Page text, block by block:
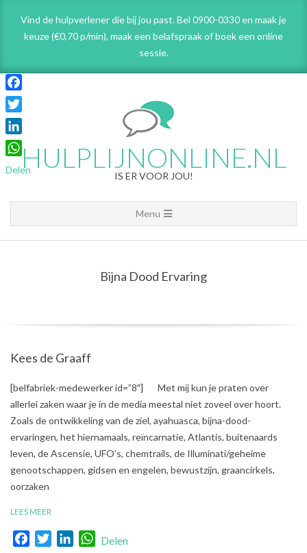
content
Vind de hulpverlener die bij jou past. Bel 0900-0330 en maak je
keuze (€0,70 p/min), maak een belafspraakof boek een online
sessie.
HULPLIJNONLINE.NL
IS ER VOOR JOU!
Navigation
Menu
Menu
Bijna Dood Ervaring
Kees de Graaff
2017-
10-
13
[belfabriek-medewerker id=”8″] Met mij kun je praten over
allerlei zaken waar je in de media meestal niet zoveel over hoort.
Zoals de ontwikkeling van de ziel, ayahuasca, bijna-dood-
ervaringen, het hiernamaals, reïncarnatie, Atlantis, buitenaards
leven, de Ascensie, UFO’s, chemtrails, de Illuminati/geheime
genootschappen, gidsen en engelen, bewustzijn, graancirkels,
oorzaken
LEES MEER
FacebookTwitterLinkedInWhatsApp
Delen
Facebook
Twitter
LinkedIn
WhatsApp
Delen